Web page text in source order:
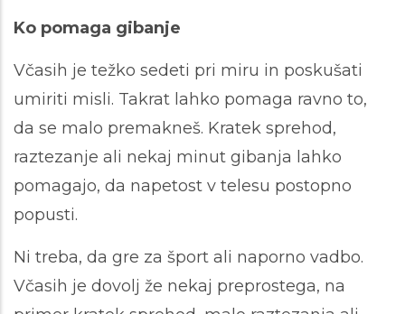
Ko pomaga gibanje
Včasih je težko sedeti pri miru in poskušati
umiriti misli. Takrat lahko pomaga ravno to,
da se malo premakneš. Kratek sprehod,
raztezanje ali nekaj minut gibanja lahko
pomagajo, da napetost v telesu postopno
popusti.
Ni treba, da gre za šport ali naporno vadbo.
Včasih je dovolj že nekaj preprostega, na